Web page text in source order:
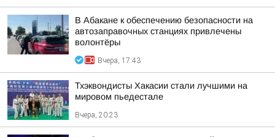
В Абакане к обеспечению безопасности на
автозаправочных станциях привлечены
волонтёры
Вчера, 17:43
Тхэквондисты Хакасии стали лучшими на
мировом пьедестале
Вчера, 20:23